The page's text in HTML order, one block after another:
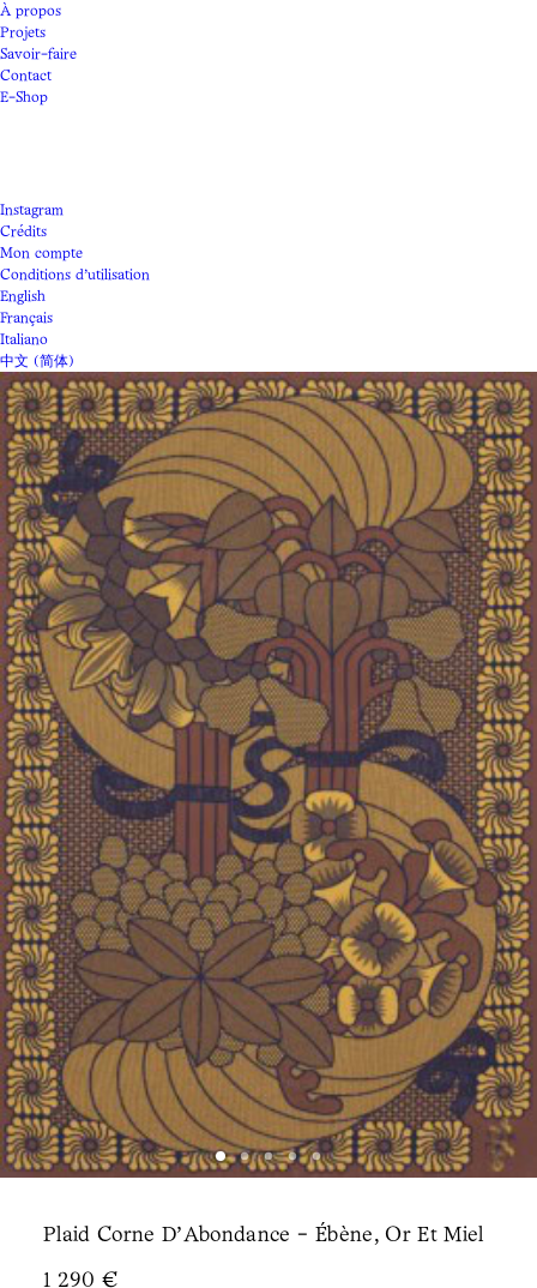
À propos
Projets
Savoir-faire
Contact
E-Shop
Instagram
Crédits
Mon compte
Conditions d'utilisation
English
Français
Italiano
中文 (简体)
Plaid Corne D'Abondance - Ébène, Or Et Miel
1 290€